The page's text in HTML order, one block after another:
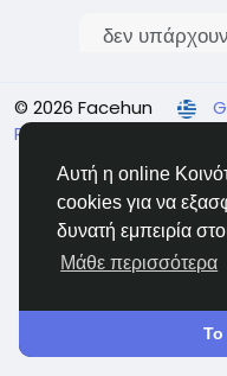
Αυτή η online
cookies για να
δυνατή εμπειρία
Μάθε περισσότερα
Το
δεν
© 2026 Facehun
Rólunk
Επικοινώνησε μαζί μας